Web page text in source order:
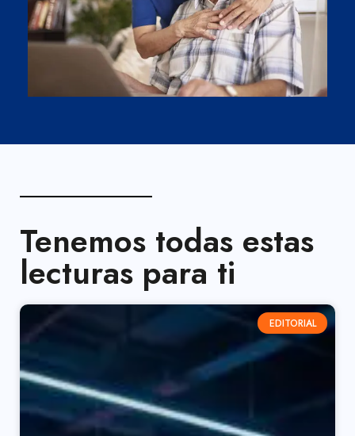
Tenemos todas estas
lecturas para ti
EDITORIAL